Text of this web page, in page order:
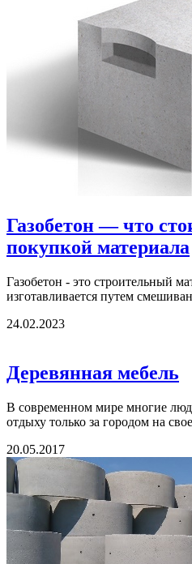
Газобетон — что
покупкой материала
Газобетон - это строительный
изготавливается путем
24.02.2023
Деревянная мебель
В современном мире многие
отдыху только за городом на
20.05.2017